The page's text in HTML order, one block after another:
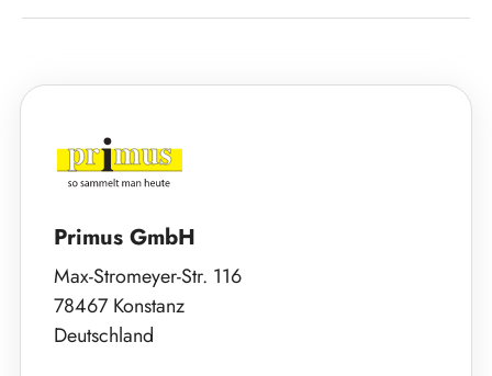
Primus GmbH
Max-Stromeyer-Str. 116
78467 Konstanz
Deutschland